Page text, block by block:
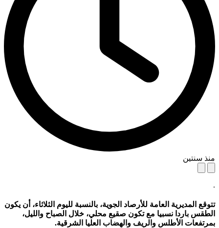
منذ سنتين
.
تتوقع المديرية العامة للأرصاد الجوية، بالنسبة لليوم الثلاثاء، أن يكون
الطقس باردا نسبيا مع تكون صقيع محلي، خلال الصباح والليل،
بمرتفعات الأطلس والريف والهضاب العليا الشرقية.